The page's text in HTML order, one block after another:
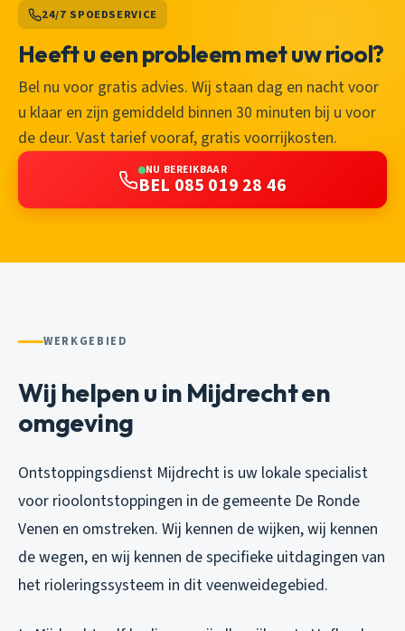
24/7 SPOEDSERVICE
Heeft u een probleem met uw riool?
Bel nu voor gratis advies. Wij staan dag en nacht voor
u klaar en zijn gemiddeld binnen 30 minuten bij u voor
de deur. Vast tarief vooraf, gratis voorrijkosten.
NU BEREIKBAAR
BEL 085 019 28 46
WERKGEBIED
Wij helpen u in Mijdrecht en
omgeving
Ontstoppingsdienst Mijdrecht is uw lokale specialist
voor rioolontstoppingen in de gemeente De Ronde
Venen en omstreken. Wij kennen de wijken, wij kennen
de wegen, en wij kennen de specifieke uitdagingen van
het rioleringssysteem in dit veenweidegebied.